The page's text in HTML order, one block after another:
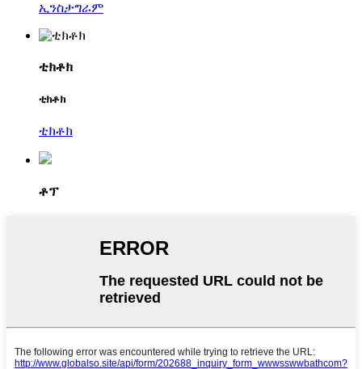
ኢንስታግራም
ቲክቶክ
ቲክቶክ
ቲክቶክ
ቶፕ